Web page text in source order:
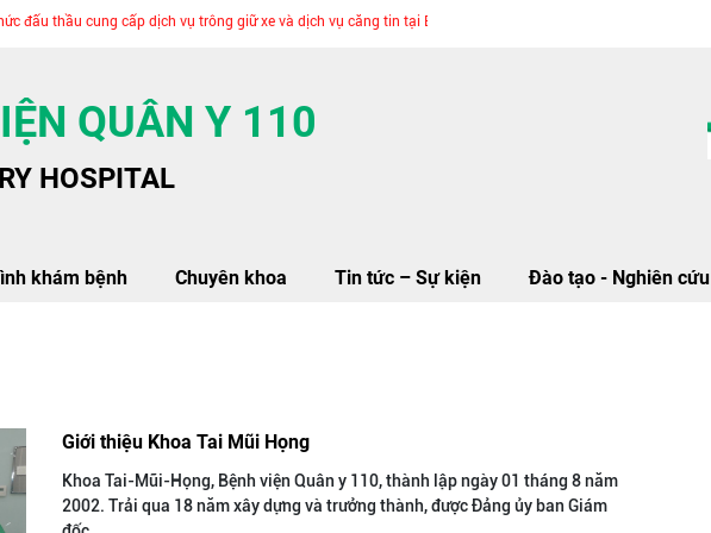
thầu cung cấp dịch vụ trông giữ xe và dịch vụ căng tin tại BVQY110
QUÂN Y 110
HOSPITAL
khám bệnh Chuyên khoa Tin tức – Sự kiện Đào tạo - Nghiên cứu
Giới thiệu Khoa Tai Mũi Họng
Khoa Tai-Mũi-Họng, Bệnh viện Quân y 110, thành lập ngày 01 tháng 8 năm
2002. Trải qua 18 năm xây dựng và trưởng thành, được Đảng ủy ban Giám